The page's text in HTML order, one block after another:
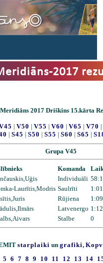
2017
Meridiāns 2017 Driškins 15.kārta
| V50 | V55 | V60 | V65 | V70 |
| S45 | S50 | S55 | S60 | S65 |
Grupa V45
Komanda
Individuāli
Laurītis,Modris Saulrīti
Rūjiena
Latvenergo
Stalbe 0
starplaiki un grafiki,
5 6 7 8 9 10 11 12 13 14